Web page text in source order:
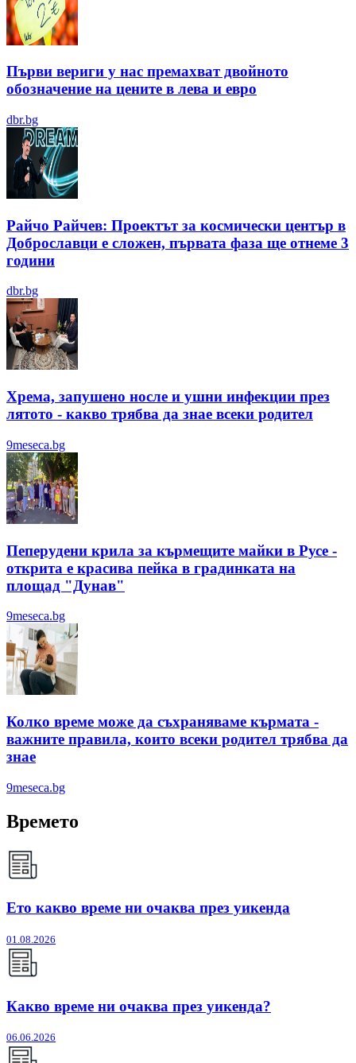
Първи вериги у нас премахват двойното
обозначение на цените в лева и евро
dbr.bg
Райчо Райчев: Проектът за космически център в
Доброславци е сложен, първата фаза ще отнеме 3
години
dbr.bg
Хрема, запушено носле и ушни инфекции през
лятотo - какво трябва да знае всеки родител
9meseca.bg
Пеперудени крила за кърмещите майки в Русе -
открита е красива пейка в градинката на
площад "Дунав"
9meseca.bg
Колко време може да съхраняваме кърмата -
важните правила, които всеки родител трябва да
знае
9meseca.bg
Времето
Ето какво време ни очаква през уикенда
01.08.2026
Какво време ни очаква през уикенда?
06.06.2026